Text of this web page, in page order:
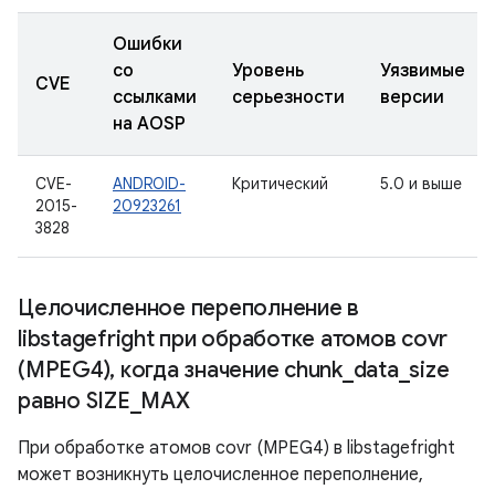
CVE
Ошибки
со
ссылками
на AOSP
Уровень
серьезности
Уязвимые
версии
CVE-
2015-
3828
ANDROID-
20923261
Критический 5.0 и выше
Целочисленное переполнение в
libstagefright при обработке атомов covr
(MPEG4), когда значение chunk_ data_size
равно SIZE MAX
При обработке атомов covr (MPEG4) в libstagefright
может возникнуть целочисленное переполнение,